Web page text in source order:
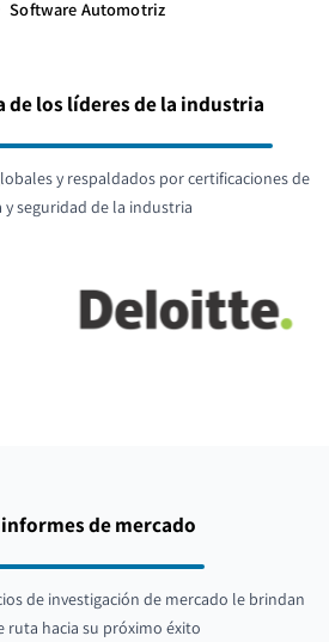
Software Automotriz
de los líderes de la industria
y respaldados por certificaciones de
y seguridad de la industria
de mercado
de investigación de mercado le brindan
ruta hacia su próximo éxito